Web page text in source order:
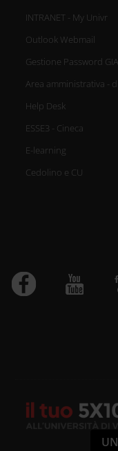
INTRANET - My Univr
Outlook Webmail
Gestione Password GIA
Area amministrativa -
Help Desk
ESSE3 - Cineca
E-learning
Cedolino e CU